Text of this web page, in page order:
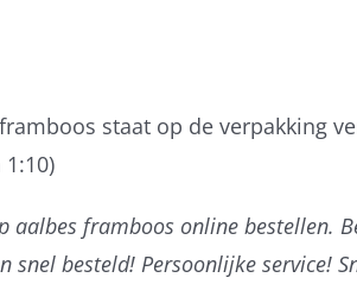
staat op de verpakking
framboos online bestellen.
besteld! Persoonlijke service!